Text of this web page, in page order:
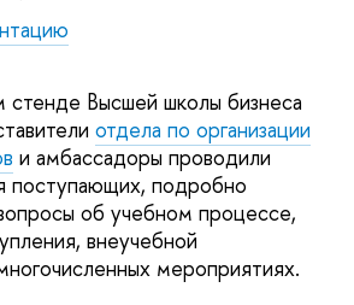
стенде Высшей школы бизнеса
отдела по организации
и амбассадоры проводили
поступающих, подробно
об учебном процессе,
внеучебной
мероприятиях.